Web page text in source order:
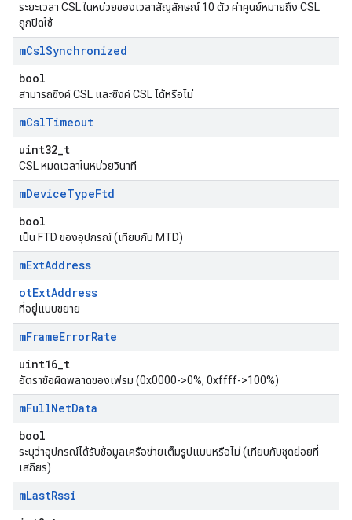
ระยะเวลา CSL ในหน่วยของเวลาสัญลักษณ์ 10 ตัว ค่าศูนย์หมายถึง CSL
ถูกปิดใช้
mCslSynchronized
bool
สามารถซิงค์ CSL และซิงค์ CSL ได้หรือไม่
mCslTimeout
uint32_t
CSL หมดเวลาในหน่วยวินาที
mDeviceTypeFtd
bool
เป็น FTD ของอุปกรณ์ (เทียบกับ MTD)
mExtAddress
otExtAddress
ที่อยู่แบบขยาย
mFrameErrorRate
uint16_t
อัตราข้อผิดพลาดของเฟรม (0x0000->0%, 0xffff->100%)
mFullNetData
bool
ระบุว่าอุปกรณ์ได้รับข้อมูลเครือข่ายเต็มรูปแบบหรือไม่ (เทียบกับชุดย่อยที่
เสถียร)
mLastRssi